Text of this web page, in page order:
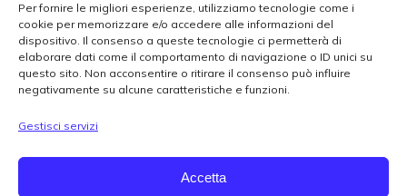
Per fornire le migliori esperienze, utilizziamo tecnologie come i
cookie per memorizzare e/o accedere alle informazioni del
dispositivo. Il consenso a queste tecnologie ci permetterà di
elaborare dati come il comportamento di navigazione o ID unici su
questo sito. Non acconsentire o ritirare il consenso può influire
negativamente su alcune caratteristiche e funzioni.
Gestisci servizi
Accetta
+39 347 848 1426
Mail
info@dittaedileischia.it
Via Quercia, 23 80077 Ischia NA Italia